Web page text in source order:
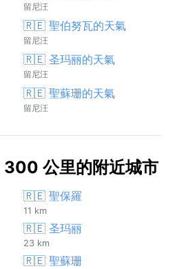
留尼汪
🇷🇪 聖伯努瓦的天氣
留尼汪
🇷🇪 圣玛丽的天氣
留尼汪
🇷🇪 聖蘇珊的天氣
留尼汪
300 公里的附近城市
🇷🇪 聖保羅
11 km
🇷🇪 圣玛丽
23 km
🇷🇪 聖蘇珊